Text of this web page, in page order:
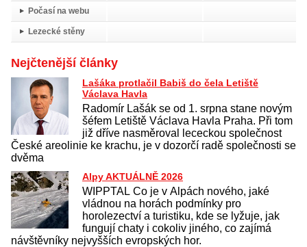
Počasí na webu
Lezecké stěny
Nejčtenější články
Lašáka protlačil Babiš do čela Letiště
Václava Havla
Radomír Lašák se od 1. srpna stane novým
šéfem Letiště Václava Havla Praha. Při tom
již dříve nasměroval lececkou společnost
České areolinie ke krachu, je v dozorčí radě společnosti se
dvěma
Alpy AKTUÁLNĚ 2026
WIPPTAL Co je v Alpách nového, jaké
vládnou na horách podmínky pro
horolezectví a turistiku, kde se lyžuje, jak
fungují chaty i cokoliv jiného, co zajímá
návštěvníky nejvyšších evropských hor.